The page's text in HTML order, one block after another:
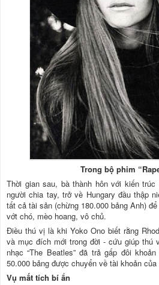
Trong bộ phim
Thời gian sau, bà thành hôn với kiến
người chia tay, trở về Hungary đầu thập
tất cả tài sản (chừng 180.000 bảng Anh)
vớt chó, mèo hoang, vô chủ.
Điều thú vị là khi Yoko Ono biết rằng
và mục đích mới trong đời - cứu giúp thú
nhạc “The Beatles” đã trả gấp đôi
50.000 bảng được chuyển về tài khoản
Vụ mất tích bí ẩn